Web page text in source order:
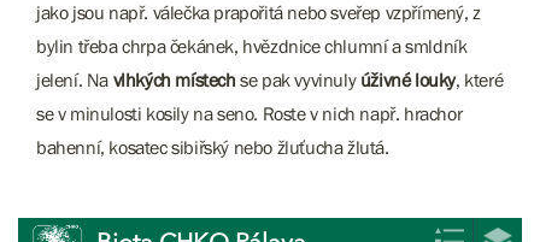
jako jsou např. válečka prapořitá nebo sveřep vzpřímený, z
bylin třeba chrpa čekánek, hvězdnice chlumní a smldník
jelení. Na vlhkých místech se pak vyvinuly úživné louky, které
se v minulosti kosily na seno. Roste v nich např. hrachor
bahenní, kosatec sibiřský nebo žluťucha žlutá.